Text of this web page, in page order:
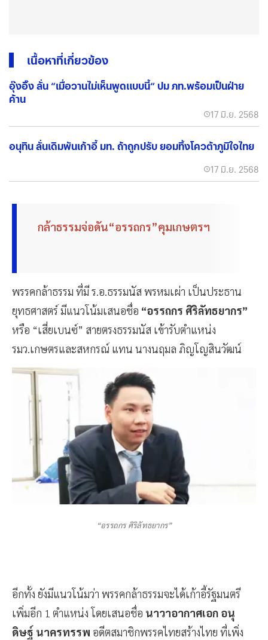
เนื้อหาที่เกี่ยวข้อง
อุ๊งอิ๊ง ลั่น “เมื่อวานไม่เห็นพูดแบบนี้“ ปม ภท.พร้อมเป็นฝ่าย
ค้าน
17 มิ.ย. 2568
อนุทิน ลั่นเดิมพันเก้าอี้ มท. ถ้าถูกปรับ ยอมทิ้งโควต้าภูมิใจไทย
17 มิ.ย. 2568
กล้าธรรมจ่อดัน“อรรถกร”คุมเกษตรฯ
พรรคกล้าธรรม ที่มี ร.อ.ธรรมนัส พรหมเผ่า เป็นประธาน
ยุทธศาสตร์ มีแนวโน้มเสนอชื่อ “อรรถกร ศิริลัทธยากร”
หรือ “เสี่ยเบนซ์” สายตรงธรรมนัส เข้ารับตำแหน่ง
รมว.เกษตรและสหกรณ์ แทน นางนฤมล ภิญโญสินวัฒน์
“อรรถกร ศิริลัทธยากร”
อีกทั้ง ยังมีแนวโน้มว่า พรรคกล้าธรรมจะได้เก้าอี้รัฐมนตรี
เพิ่มอีก 1 ตำแหน่ง โดยเสนอชื่อ นาวาอากาศเอก อนุ
ดิษฐ์ นาครทรรพ อดีตสมาชิกพรรคไทยสร้างไทย ที่เพิ่ง